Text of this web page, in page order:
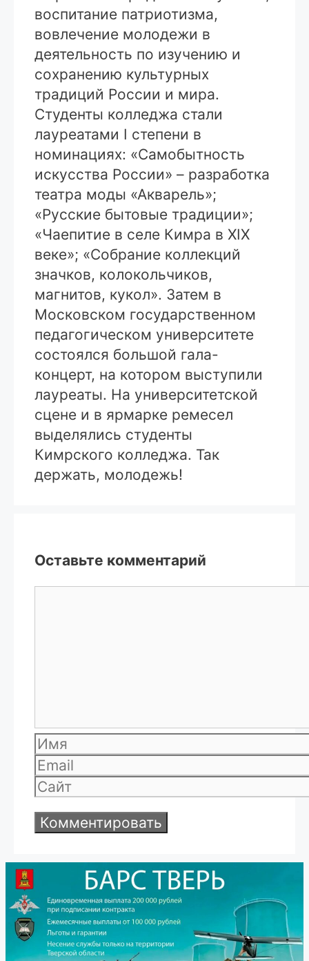
воспитание патриотизма,
вовлечение молодежи в
деятельность по изучению и
сохранению культурных
традиций России и мира.
Студенты колледжа стали
лауреатами I степени в
номинациях: «Самобытность
искусства России» – разработка
театра моды «Акварель»;
«Русские бытовые традиции»;
«Чаепитие в селе Кимра в XIX
веке»; «Собрание коллекций
значков, колокольчиков,
магнитов, кукол». Затем в
Московском государственном
педагогическом университете
состоялся большой гала-
концерт, на котором выступили
лауреаты. На университетской
сцене и в ярмарке ремесел
выделялись студенты
Кимрского колледжа. Так
держать, молодежь!
Оставьте комментарий
Имя
Email
Сайт